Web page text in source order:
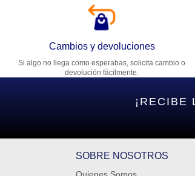
Cambios y devoluciones
Si algo no llega como esperabas, solicita cambio o
devolución fácilmente.
¡RECIBE
SOBRE NOSOTROS